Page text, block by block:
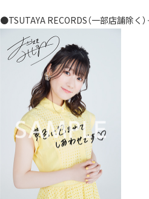
●TSUTAYA RECORDS（一部店舗除く